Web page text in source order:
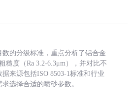
的分级标准，重点分析了铝合金
糙度（Ra 3.2-6.3μm），并对比不
来源包括ISO 8503-1标准和行业
选择合适的喷砂参数。